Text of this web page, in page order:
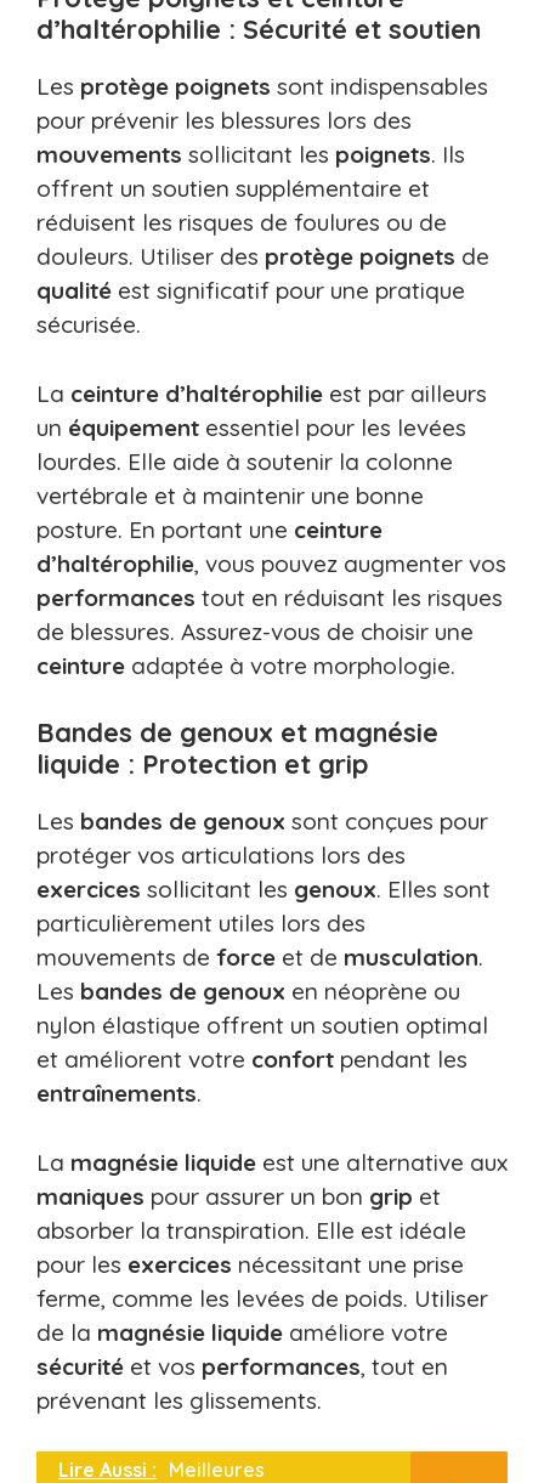
d’haltérophilie : Sécurité et soutien
Les protège poignets sont indispensables
pour prévenir les blessures lors des
mouvements sollicitant les poignets. Ils
offrent un soutien supplémentaire et
réduisent les risques de foulures ou de
douleurs. Utiliser des protège poignets de
qualité est significatif pour une pratique
sécurisée.
La ceinture d’haltérophilie est par ailleurs
un équipement essentiel pour les levées
lourdes. Elle aide à soutenir la colonne
vertébrale et à maintenir une bonne
posture. En portant une ceinture
d’haltérophilie, vous pouvez augmenter vos
performances tout en réduisant les risques
de blessures. Assurez-vous de choisir une
ceinture adaptée à votre morphologie.
Bandes de genoux et magnésie
liquide : Protection et grip
Les bandes de genoux sont conçues pour
protéger vos articulations lors des
exercices sollicitant les genoux. Elles sont
particulièrement utiles lors des
mouvements de force et de musculation.
Les bandes de genoux en néoprène ou
nylon élastique offrent un soutien optimal
et améliorent votre confort pendant les
entraînements.
La magnésie liquide est une alternative aux
maniques pour assurer un bon grip et
absorber la transpiration. Elle est idéale
pour les exercices nécessitant une prise
ferme, comme les levées de poids. Utiliser
de la magnésie liquide améliore votre
sécurité et vos performances, tout en
prévenant les glissements.
Lire Aussi : Meilleures